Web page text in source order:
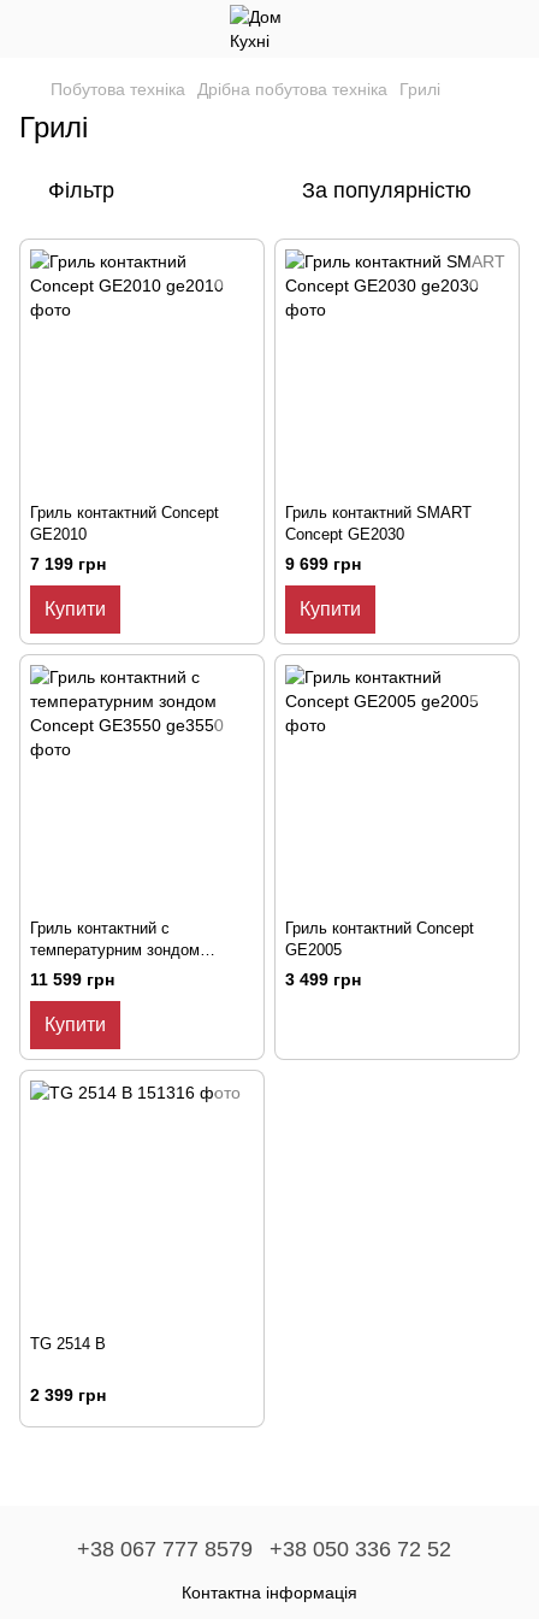
Побутова техніка Дрібна побутова техніка Грилі
Грилі
Фільтр За популярністю
Гриль контактний Concept
GE2010
7 199 грн
Купити
Гриль контактний SMART
Concept GE2030
9 699 грн
Купити
Гриль контактний с
температурним зондом
Concept GE3550
11 599 грн
Купити
Гриль контактний Concept
GE2005
3 499 грн
TG 2514 B
2 399 грн
+38 067 777 8579 +38 050 336 72 52
Контактна інформація